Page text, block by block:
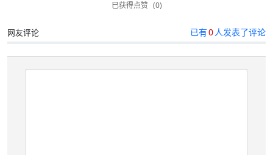
已获得点赞 (0)
网友评论 已有0人发表了评论